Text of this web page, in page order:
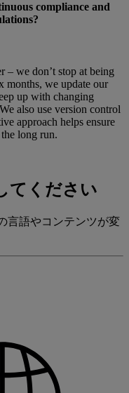
compliance and
– we don’t stop at being
months, we update our
up with changing
also use version control
approach helps ensure
long run.
てください
言語やコンテンツが変